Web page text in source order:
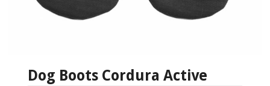
Dog Boots Cordura Active